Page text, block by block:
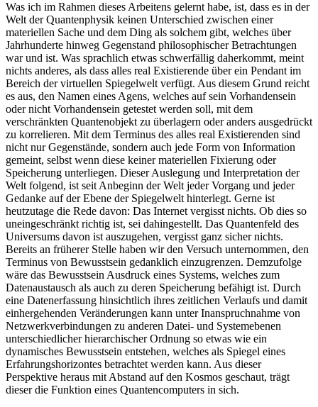
Was ich im Rahmen dieses Arbeitens gelernt habe, ist, dass es in der
Welt der Quantenphysik keinen Unterschied zwischen einer
materiellen Sache und dem Ding als solchem gibt, welches über
Jahrhunderte hinweg Gegenstand philosophischer Betrachtungen
war und ist. Was sprachlich etwas schwerfällig daherkommt, meint
nichts anderes, als dass alles real Existierende über ein Pendant im
Bereich der virtuellen Spiegelwelt verfügt. Aus diesem Grund reicht
es aus, den Namen eines Agens, welches auf sein Vorhandensein
oder nicht Vorhandensein getestet werden soll, mit dem
verschränkten Quantenobjekt zu überlagern oder anders ausgedrückt
zu korrelieren. Mit dem Terminus des alles real Existierenden sind
nicht nur Gegenstände, sondern auch jede Form von Information
gemeint, selbst wenn diese keiner materiellen Fixierung oder
Speicherung unterliegen. Dieser Auslegung und Interpretation der
Welt folgend, ist seit Anbeginn der Welt jeder Vorgang und jeder
Gedanke auf der Ebene der Spiegelwelt hinterlegt. Gerne ist
heutzutage die Rede davon: Das Internet vergisst nichts. Ob dies so
uneingeschränkt richtig ist, sei dahingestellt. Das Quantenfeld des
Universums davon ist auszugehen, vergisst ganz sicher nichts.
Bereits an früherer Stelle haben wir den Versuch unternommen, den
Terminus von Bewusstsein gedanklich einzugrenzen. Demzufolge
wäre das Bewusstsein Ausdruck eines Systems, welches zum
Datenaustausch als auch zu deren Speicherung befähigt ist. Durch
eine Datenerfassung hinsichtlich ihres zeitlichen Verlaufs und damit
einhergehenden Veränderungen kann unter Inanspruchnahme von
Netzwerkverbindungen zu anderen Datei- und Systemebenen
unterschiedlicher hierarchischer Ordnung so etwas wie ein
dynamisches Bewusstsein entstehen, welches als Spiegel eines
Erfahrungshorizontes betrachtet werden kann. Aus dieser
Perspektive heraus mit Abstand auf den Kosmos geschaut, trägt
dieser die Funktion eines Quantencomputers in sich.